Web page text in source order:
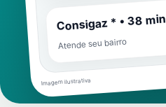
Consigaz * • 38 min
Atende seu bairro
Imagem ilustrativa